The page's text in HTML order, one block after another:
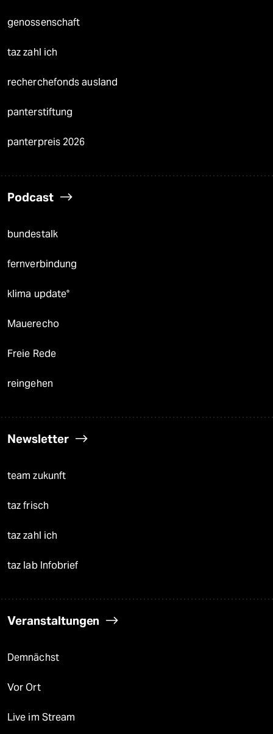
genossenschaft
taz zahl ich
recherchefonds ausland
panterstiftung
panterpreis 2026
Podcast
bundestalk
fernverbindung
klima update°
Mauerecho
Freie Rede
reingehen
Newsletter
team zukunft
taz frisch
taz zahl ich
taz lab Infobrief
Veranstaltungen
Demnächst
Vor Ort
Live im Stream